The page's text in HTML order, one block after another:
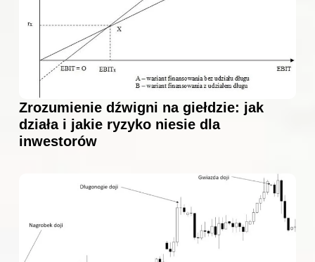
Zrozumienie dźwigni na giełdzie: jak
działa i jakie ryzyko niesie dla
inwestorów